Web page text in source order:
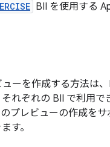
BII を使用する
ーを作成する方法は、
れぞれの BII で利用
プレビューの作成を
す。